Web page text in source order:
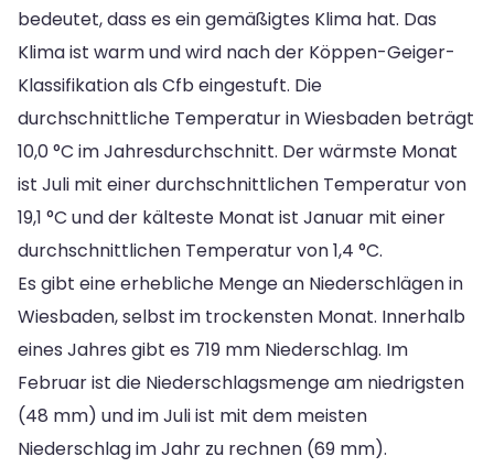
bedeutet, dass es ein gemäßigtes Klima hat. Das
Klima ist warm und wird nach der Köppen-Geiger-
Klassifikation als Cfb eingestuft. Die
durchschnittliche Temperatur in Wiesbaden beträgt
10,0 °C im Jahresdurchschnitt. Der wärmste Monat
ist Juli mit einer durchschnittlichen Temperatur von
19,1 °C und der kälteste Monat ist Januar mit einer
durchschnittlichen Temperatur von 1,4 °C.
Es gibt eine erhebliche Menge an Niederschlägen in
Wiesbaden, selbst im trockensten Monat. Innerhalb
eines Jahres gibt es 719 mm Niederschlag. Im
Februar ist die Niederschlagsmenge am niedrigsten
(48 mm) und im Juli ist mit dem meisten
Niederschlag im Jahr zu rechnen (69 mm).